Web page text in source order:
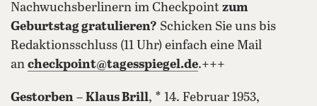
Nachwuchsberlinern im Checkpoint zum
Geburtstag gratulieren? Schicken Sie uns bis
Redaktionsschluss (11 Uhr) einfach eine Mail
an checkpoint@tagesspiegel.de.+++
Gestorben – Klaus Brill, * 14. Februar 1953,